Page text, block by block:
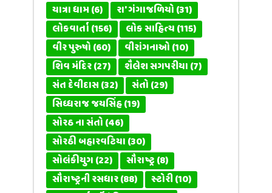
યાત્રા ધામ(6) રા' ગંગાજળિયો(31)
લોકવાર્તા(156) લોક સાહિત્ય(115)
વીર પુરુષો(60) વીરાંગનાઓ(10)
શિવ મંદિર(27) શૈલેશ સગપરીયા(7)
સંત દેવીદાસ(32) સંતો(29)
સિધ્ધરાજ જયસિંહ(19)
સોરઠ ના સંતો(46)
સોરઠી બહારવટિયા(30)
સોલંકીયુગ(22) સૌરાષ્ટ્ર(8)
સૌરાષ્ટ્રની રસધાર(88) સ્ટોરી(10)